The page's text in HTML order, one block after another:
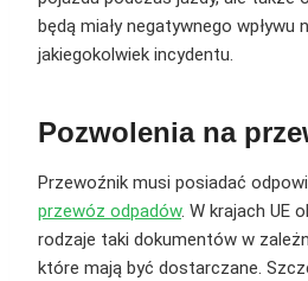
będą miały negatywnego wpływu
jakiegokolwiek incydentu.
Pozwolenia na
Przewoźnik musi posiadać
przewóz odpadów. W krajach UE
rodzaje taki dokumentów w
które mają być dostarczane.